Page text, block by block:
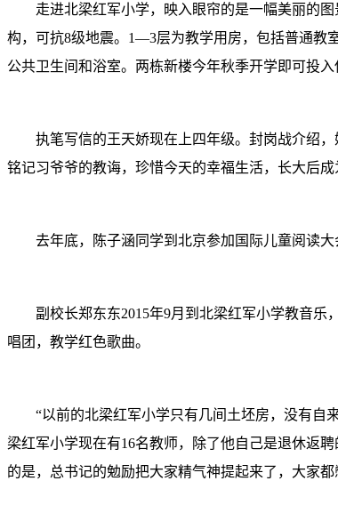
走进北梁红军小学，映入眼帘的是一幅美丽的图
构，可抗8级地震。1—3层为教学用房，包括普通教
公共卫生间和浴室。两栋新楼今年秋季开学即可投
执笔写信的王天娇现在上四年级。封岗战介绍，
铭记习爷爷的教诲，珍惜今天的幸福生活，长大后成
去年底，陈子涵同学到北京参加国际儿童阅读大
副校长郑东东2015年9月到北梁红军小学教音乐
唱团，教学红色歌曲。
“以前的北梁红军小学只有几间土坯房，没有自来
梁红军小学现在有16名教师，除了他自己是退休返
的是，总书记的勉励把大家精气神提起来了，大家